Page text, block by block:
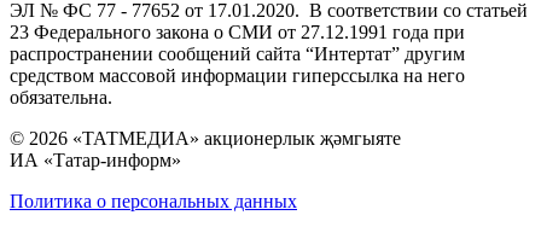
ЭЛ № ФС 77 - 77652 от 17.01.2020. В соответствии со статьей
23 Федерального закона о СМИ от 27.12.1991 года при
распространении сообщений сайта “Интертат” другим
средством массовой информации гиперссылка на него
обязательна.
© 2026 «ТАТМЕДИА» акционерлык җәмгыяте
ИА «Татар-информ»
Политика о персональных данных